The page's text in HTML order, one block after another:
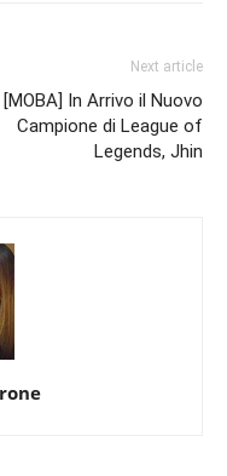
Next article
[MOBA] In Arrivo il Nuovo
Campione di League of
Legends, Jhin